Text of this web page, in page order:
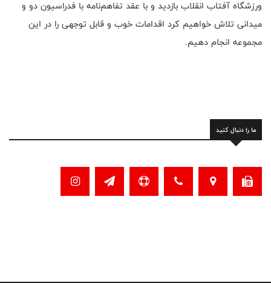
ورزشگاه آفتاب انقلاب بازدید و با عقد تفاهم‌نامه با فدراسیون دو و
میدانی تلاش خواهیم کرد اقدامات خوب و قابل توجهی را در این
مجموعه انجام دهیم.
ما را دنبال کنید